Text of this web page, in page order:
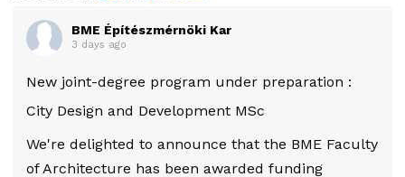
BME Építészmérnöki Kar
3 days ago
New joint-degree program under preparation :
City Design and Development MSc
We're delighted to announce that the BME Faculty
of Architecture has been awarded funding